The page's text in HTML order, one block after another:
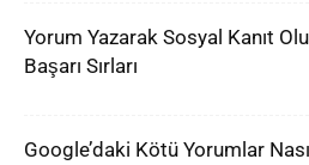
Yorum Yazarak Sosyal Kanıt
Başarı Sırları
Google’daki Kötü Yorumlar